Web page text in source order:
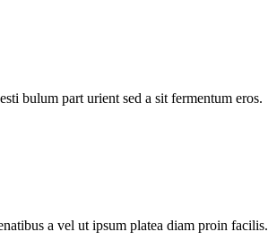
bulum part urient sed a sit fermentum eros.
a vel ut ipsum platea diam proin facilis.